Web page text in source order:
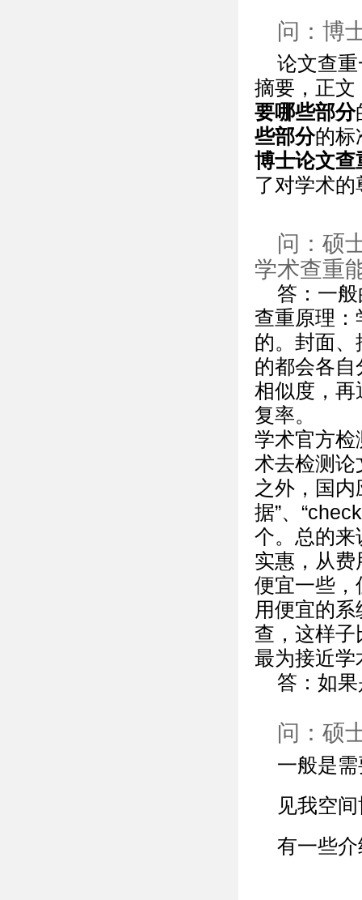
问：博
论文查
摘要，正文
要哪些部分
些部分的标
博士论文查
了对学术的
问：硕
学术查重
答：一
查重原理：
的。封面
的都会各
相似度，再
复率。
学术官方检
术去检测
之外，国内
据”、
个。总的来
实惠，从
便宜一些，
用便宜的
查，这样子
最为接近学
答：如
问：硕
一般是
见我空
有一些